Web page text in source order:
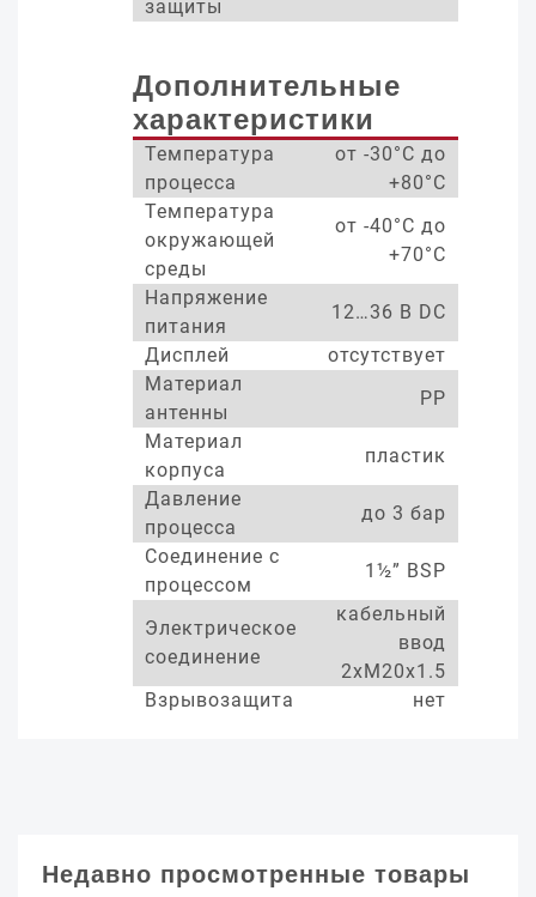
защиты
Дополнительные
характеристики
Температура
процесса
от -30°С до
+80°С
Температура
окружающей
среды
от -40°С до
+70°С
Напряжение
питания
12…36 В DC
Дисплей
отсутствует
Материал
антенны
PP
Материал
корпуса
пластик
Давление
процесса
до 3 бар
Соединение с
процессом
1½” BSP
Электрическое
соединение
кабельный
ввод
2xM20x1.5
Взрывозащита
нет
Недавно просмотренные товары